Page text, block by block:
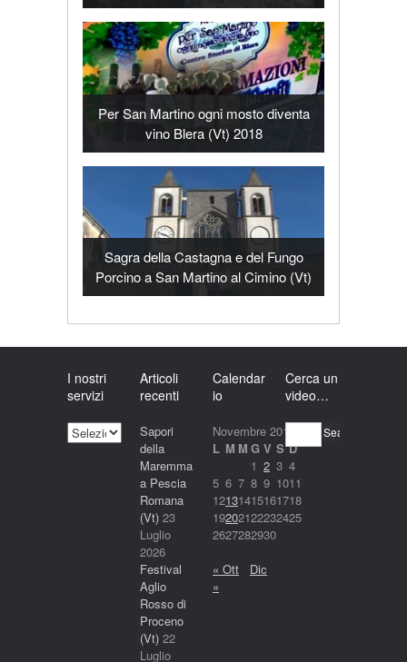
Per San Martino ogni mosto diventa
vino Blera (Vt) 2018
Sagra della Castagna e del Fungo
Porcino a San Martino al Cimino (Vt)
I nostri
servizi
nostri
Articoli
recenti
Sapori
della
Maremma
a Pescia
Romana
(Vt) 23
Luglio
2026
Festival
Aglio
Rosso di
Proceno
(Vt) 22
Luglio
Calendar
io
Novembre 2018
L M M G V S D
1 2 3 4
5 6 7 8 9 1011
12131415161718
19202122232425
2627282930
« Ott
Dic
»
Cerca un
video…